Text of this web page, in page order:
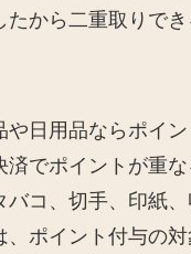
たから二重取りで
や日用品ならポイ
済でポイントが重
バコ、切手、印紙
、ポイント付与の